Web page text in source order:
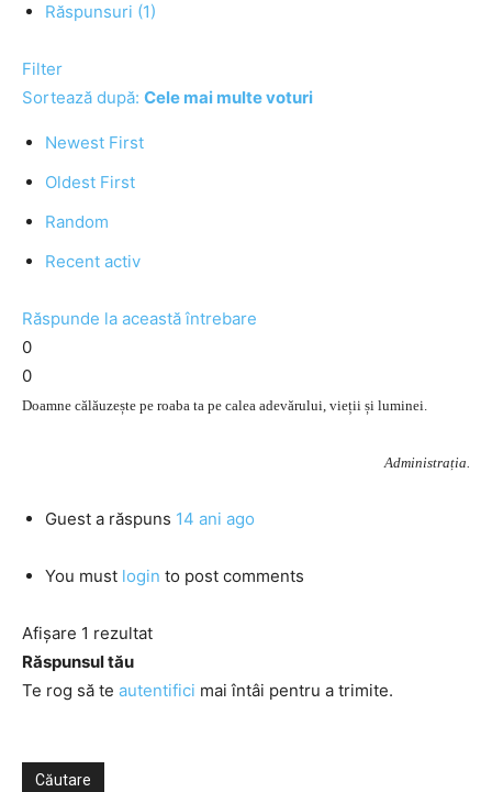
Răspunsuri (1)
Filter
Sortează după: Cele mai multe voturi
Newest First
Oldest First
Random
Recent activ
Răspunde la această întrebare
0
0
Doamne călăuzește pe roaba ta pe calea adevărului, vieții și luminei.
Administrația.
Guest a răspuns 14 ani ago
You must login to post comments
Afișare 1 rezultat
Răspunsul tău
Te rog să te autentifici mai întâi pentru a trimite.
Căutare